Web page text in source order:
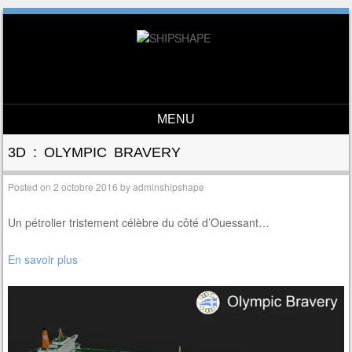
MENU
Skip to content
3D : OLYMPIC BRAVERY
Posted on2 octobre 2016 byadminshipshape
Un pétrolier tristement célèbre du côté d’Ouessant…
En savoir plus